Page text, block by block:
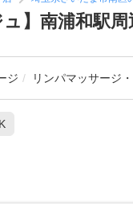
】南浦和駅
ジ リンパマッサージ